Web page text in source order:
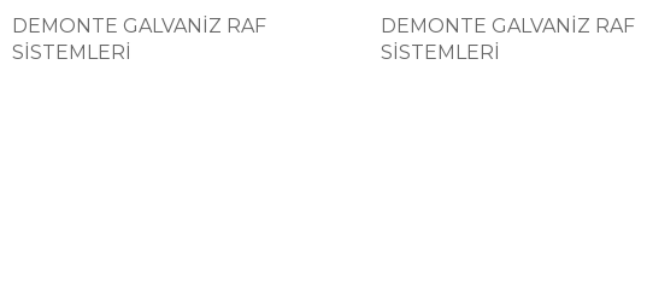
DEMONTE GALVANİZ RAF
SİSTEMLERİ
DEMONTE GALVANİZ RAF
SİSTEMLERİ